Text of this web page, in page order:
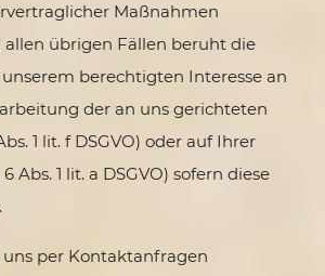
Maßnahmen
allen übrigen Fällen beruht die
berechtigten Interesse an
der an uns gerichteten
1 lit. f DSGVO) oder auf Ihrer
Abs. 1 lit. a DSGVO) sofern diese
per Kontaktanfragen